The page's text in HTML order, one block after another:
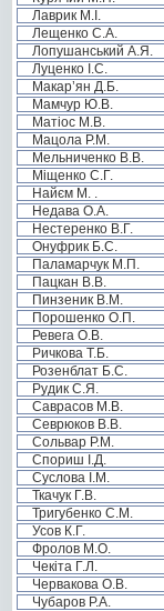
Лаврик М.І.
Лещенко С.А.
Лопушанський А.Я.
Луценко І.С.
Макар’ян Д.Б.
Мамчур Ю.В.
Матіос М.В.
Мацола Р.М.
Мельниченко В.В.
Міщенко С.Г.
Найєм М. .
Недава О.А.
Нестеренко В.Г.
Онуфрик Б.С.
Паламарчук М.П.
Пацкан В.В.
Пинзеник В.М.
Порошенко О.П.
Ревега О.В.
Ричкова Т.Б.
Розенблат Б.С.
Рудик С.Я.
Саврасов М.В.
Севрюков В.В.
Сольвар Р.М.
Спориш І.Д.
Суслова І.М.
Ткачук Г.В.
Тригубенко С.М.
Усов К.Г.
Фролов М.О.
Чекіта Г.Л.
Червакова О.В.
Чубаров Р.А.